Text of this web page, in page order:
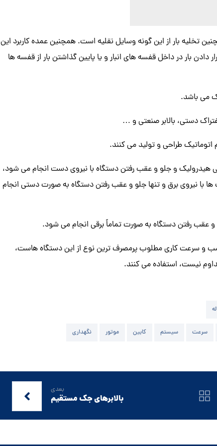
تخلیه بار از این گونه وسایل نقلیه است. همچنین عمده کاربرد این
دادن بار در داخل قفسه های انبار و یا پایین گذاشتن بار از قفسه ها
می باشد.
دستی، بالابر صنعتی و …
اتوماتیک طراحی و تولید می کنند.
هیدرولیک و جلو و عقب رفتن دستگاه با نیروی دست انجام می شود،
ها با نیروی برق و تنها جلو و عقب رفتن دستگاه به صورت دستی انجام
و عقب رفتن دستگاه به صورت تماماً برقی انجام می شود.
و سرعت کاری مطلوب پرمصرف ترین نوع از این دستگاه هاست،
نیست، استفاده می کنند.
سرعت سیستم کابین موتور نگهداری
بعدی
بالابرهای جک مستقیم